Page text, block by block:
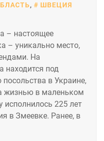
, ШВЕЦИЯ
– настоящее
– уникально место,
На
находится под
в Украине,
жизнью в маленьком
исполнилось 225 лет
в Змеевке. Ранее, в